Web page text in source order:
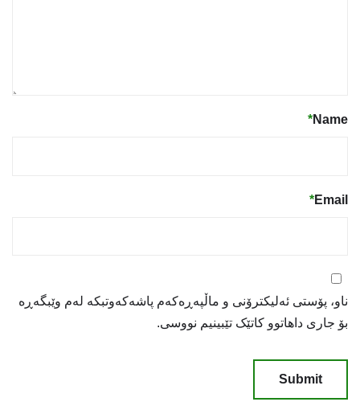
Name
*
Email
*
ناو، پۆستی ئەلیکترۆنی و ماڵپەڕەکەم پاشەکەوتبکە لەم وێبگەڕە
بۆ جاری داهاتوو کاتێک تێبینیم نووسی.